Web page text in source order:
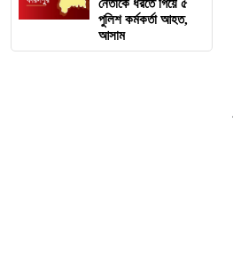
নেতাকে ধরতে গিয়ে ৫
পুলিশ কর্মকর্তা আহত,
আসাম